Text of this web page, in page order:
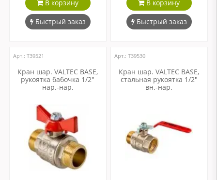
В корзину
Быстрый заказ
В корзину
Быстрый заказ
Арт.: Т39521
Кран шар. VALTEC BASE,
рукоятка бабочка 1/2"
нар.-нар.
Арт.: Т39530
Кран шар. VALTEC BASE,
стальная рукоятка 1/2"
вн.-нар.